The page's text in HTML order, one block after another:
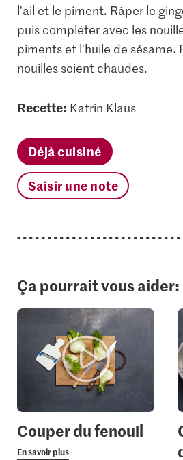
1.20
l'ail et le piment. Râper le
puis compléter avec les
piments et l'huile de
nouilles soient chaudes.
Recette: Katrin Klaus
Déjà cuisiné
Saisir une note
Ça pourrait vous aider:
Couper du fenouil
En savoir plus